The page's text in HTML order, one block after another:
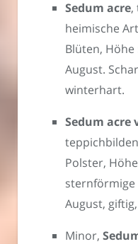
Sedum acre,
heimische
Blüten, Höhe
August.
winterhart.
Sedum acre
Polster,
sternförmige
August,
Minor,